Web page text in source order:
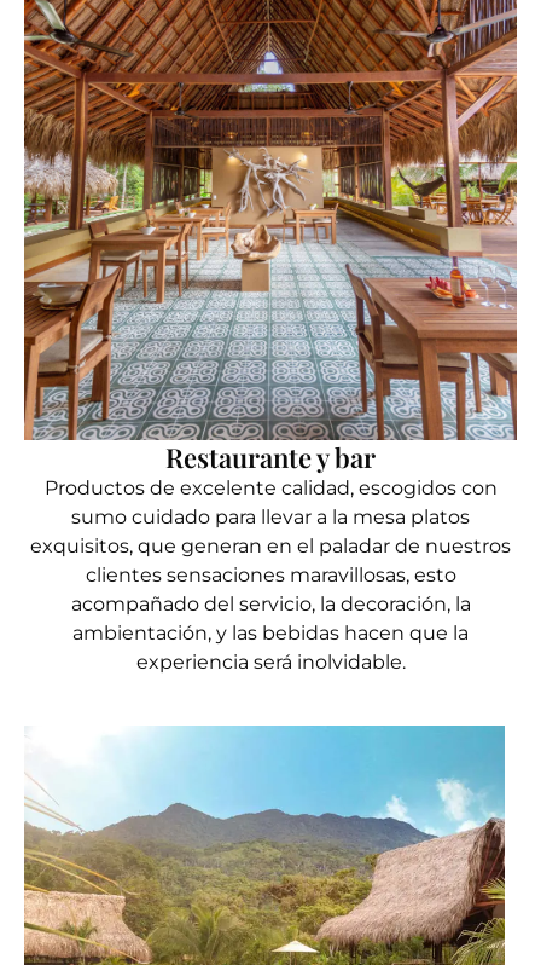
Restaurante y bar
Productos de excelente calidad, escogidos con
sumo cuidado para llevar a la mesa platos
exquisitos, que generan en el paladar de nuestros
clientes sensaciones maravillosas, esto
acompañado del servicio, la decoración, la
ambientación, y las bebidas hacen que la
experiencia será inolvidable.